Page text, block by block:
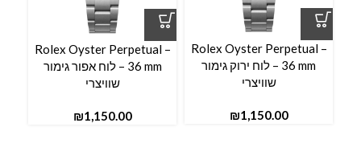
Rolex Oyster Perpetual –
36 mm – לוח ירוק גימור
שוויצרי
₪
Rolex Oyster Perpetual –
36 mm – לוח אפור גימור
שוויצרי
₪